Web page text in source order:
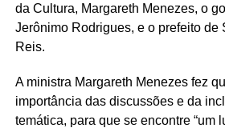
da Cultura, Margareth Menezes, o
Jerônimo Rodrigues, e o prefeito de
Reis.
A ministra Margareth Menezes fez
importância das discussões e da
temática, para que se encontre “um